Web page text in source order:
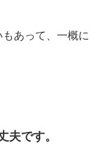
あって、一概に
夫です。